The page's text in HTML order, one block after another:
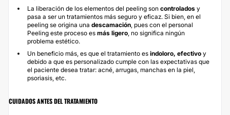
La liberación de los elementos del peeling son controlados y
pasa a ser un tratamientos más seguro y eficaz. Si bien, en el
peeling se origina una descamación, pues con el personal
Peeling este proceso es más ligero, no significa ningún
problema estético.
Un beneficio más, es que el tratamiento es indoloro, efectivo y
debido a que es personalizado cumple con las expectativas que
el paciente desea tratar: acné, arrugas, manchas en la piel,
psoriasis, etc.
CUIDADOS ANTES DEL TRATAMIENTO